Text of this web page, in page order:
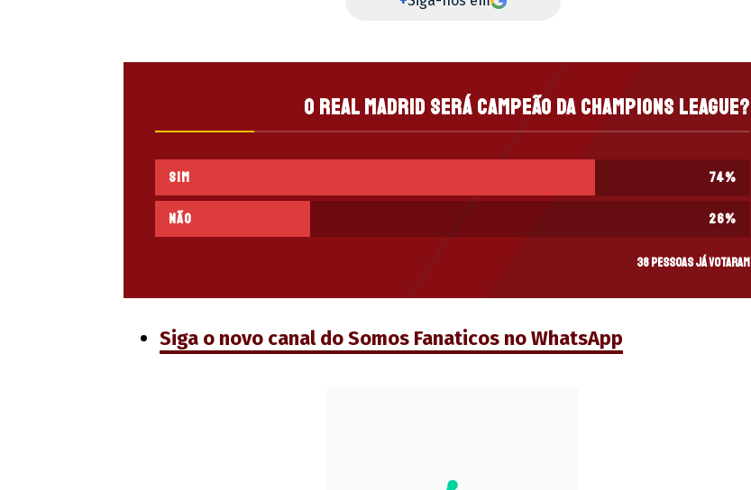
O Real Madrid será campeão da Champions League?
Sim 74%
Não 26%
38 pessoas já votaram
Siga o novo canal do Somos Fanaticos no WhatsApp